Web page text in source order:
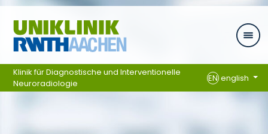
Skip navigation
Klinik für Diagnostische und Interventionelle
Neuroradiologie
EN english